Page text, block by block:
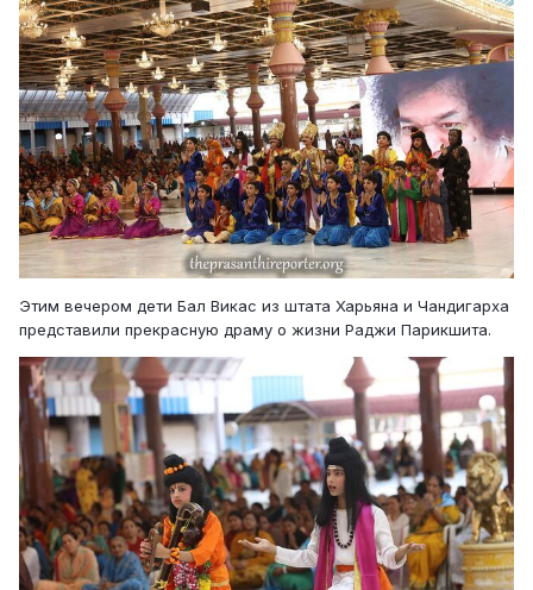
Этим вечером дети Бал Викас из штата Харьяна и Чандигарха
представили прекрасную драму о жизни Раджи Парикшита.